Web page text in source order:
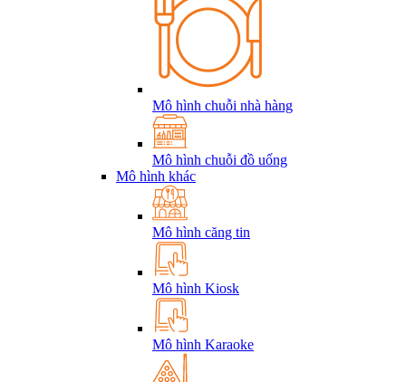
Mô hình chuỗi nhà hàng
Mô hình chuỗi đồ uống
Mô hình khác
Mô hình căng tin
Mô hình Kiosk
Mô hình Karaoke